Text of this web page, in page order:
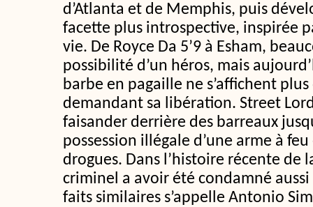
d’Atlanta et de Memphis, puis
facette plus introspective, inspirée
vie. De Royce Da 5’9 à Esham,
possibilité d’un héros, mais
barbe en pagaille ne s’affichent
demandant sa libération. Street
faisander derrière des barreaux
possession illégale d’une arme à
drogues. Dans l’histoire récente de
criminel a avoir été condamné
faits similaires s’appelle Antonio